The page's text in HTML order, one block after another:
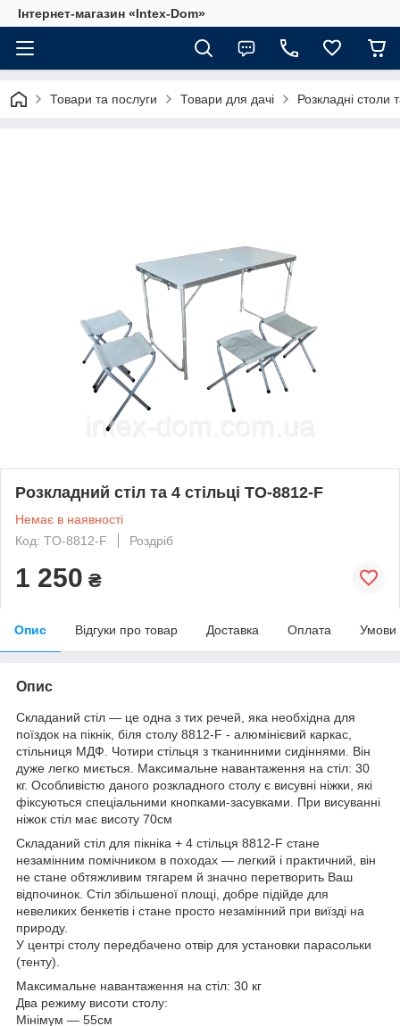
Інтернет-магазин «Intex-Dom»
Товари та послуги Товари для дачі Розкладні столи
Розкладний стіл та 4 стільці TO-8812-F
Немає в наявності
Код: TO-8812-F
Роздріб
1 250 ₴
Опис Відгуки про товар Доставка Оплата Умови
Опис
Складаний стіл ― це одна з тих речей, яка необхідна для
поїздок на пікнік, біля столу 8812-F - алюмінієвий каркас,
стільниця МДФ. Чотири стільця з тканинними сидіннями. Він
дуже легко миється. Максимальне навантаження на стіл: 30
кг. Особливістю даного розкладного столу є висувні ніжки, які
фіксуються спеціальними кнопками-засувками. При висуванні
ніжок стіл має висоту 70см
Складаний стіл для пікніка + 4 стільця 8812-F стане
незамінним помічником в походах ― легкий і практичний, він
не стане обтяжливим тягарем й значно перетворить Ваш
відпочинок. Стіл збільшеної площі, добре підійде для
невеликих бенкетів і стане просто незамінний при виїзді на
природу.
У центрі столу передбачено отвір для установки парасольки
(тенту).
Максимальне навантаження на стіл: 30 кг
Два режиму висоти столу:
Мінімум ― 55см